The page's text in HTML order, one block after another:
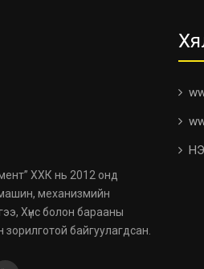
ХХК нь 2012 онд
механизмийн
Хүнс болон барааны
зорилготой байгуулагдсан.